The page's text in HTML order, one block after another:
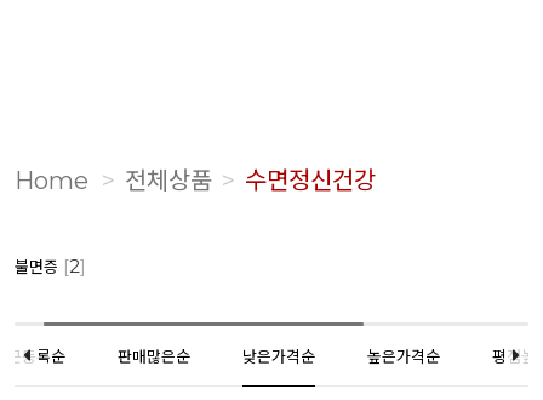
Home 전체상품 수면정신건강
불면증 [2]
근등록순 판매많은순 낮은가격순 높은가격순 평점높